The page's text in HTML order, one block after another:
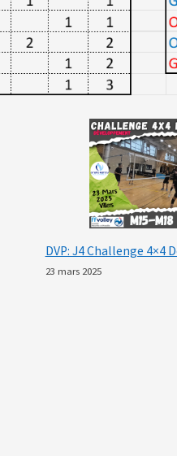
DVP: J4 Challenge 4×4
23 mars 2025